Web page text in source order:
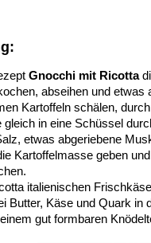
Gnocchi mit Ricotta
abseihen und etwas
Kartoffeln schälen,
gleich in eine Schüssel
etwas abgeriebene
Kartoffelmasse geben
italienischen
Butter, Käse und Quark in
gut formbaren